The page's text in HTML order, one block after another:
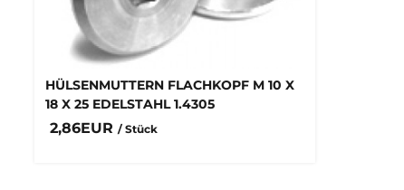
HÜLSENMUTTERN FLACHKOPF M 10 X
18 X 25 EDELSTAHL 1.4305
2,86EUR / Stück